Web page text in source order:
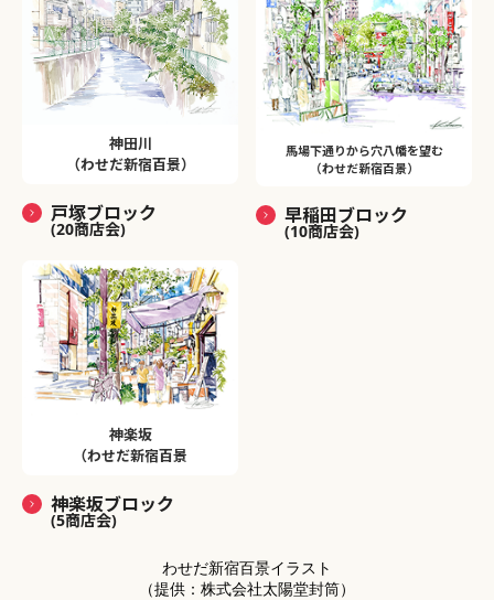
神田川
（わせだ新宿百景）
戸塚ブロック
(20商店会)
馬場下通りから穴八幡を望む
（わせだ新宿百景）
早稲田ブロック
(10商店会)
神楽坂
（わせだ新宿百景
神楽坂ブロック
(5商店会)
わせだ新宿百景イラスト
（提供：株式会社太陽堂封筒）